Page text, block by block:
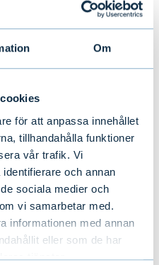
Om
för att anpassa innehållet
tillhandahålla funktioner
vår trafik. Vi
och annan
sociala medier och
vi samarbetar med.
informationen med annan
eller som de har
tjänster.
A
4,00 %
3,00 %
3,00 %